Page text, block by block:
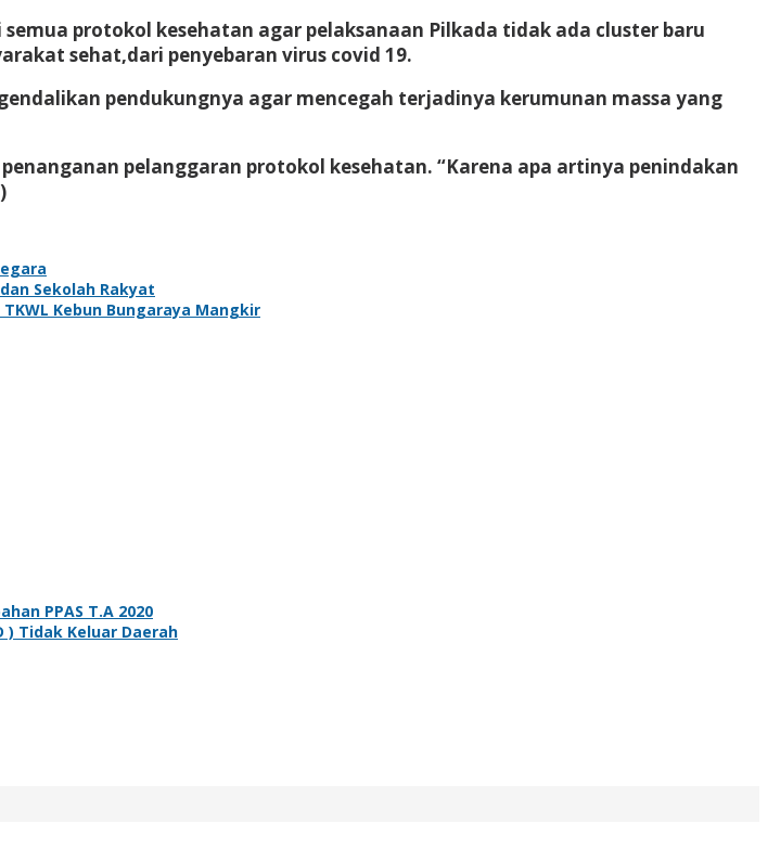
protokol kesehatan agar pelaksanaan Pilkada tidak ada cluster baru
sehat,dari penyebaran virus covid 19.
pendukungnya agar mencegah terjadinya kerumunan massa yang
pelanggaran protokol kesehatan. “Karena apa artinya penindakan
Sekolah Rakyat
Kebun Bungaraya Mangkir
PPAS T.A 2020
) Tidak Keluar Daerah